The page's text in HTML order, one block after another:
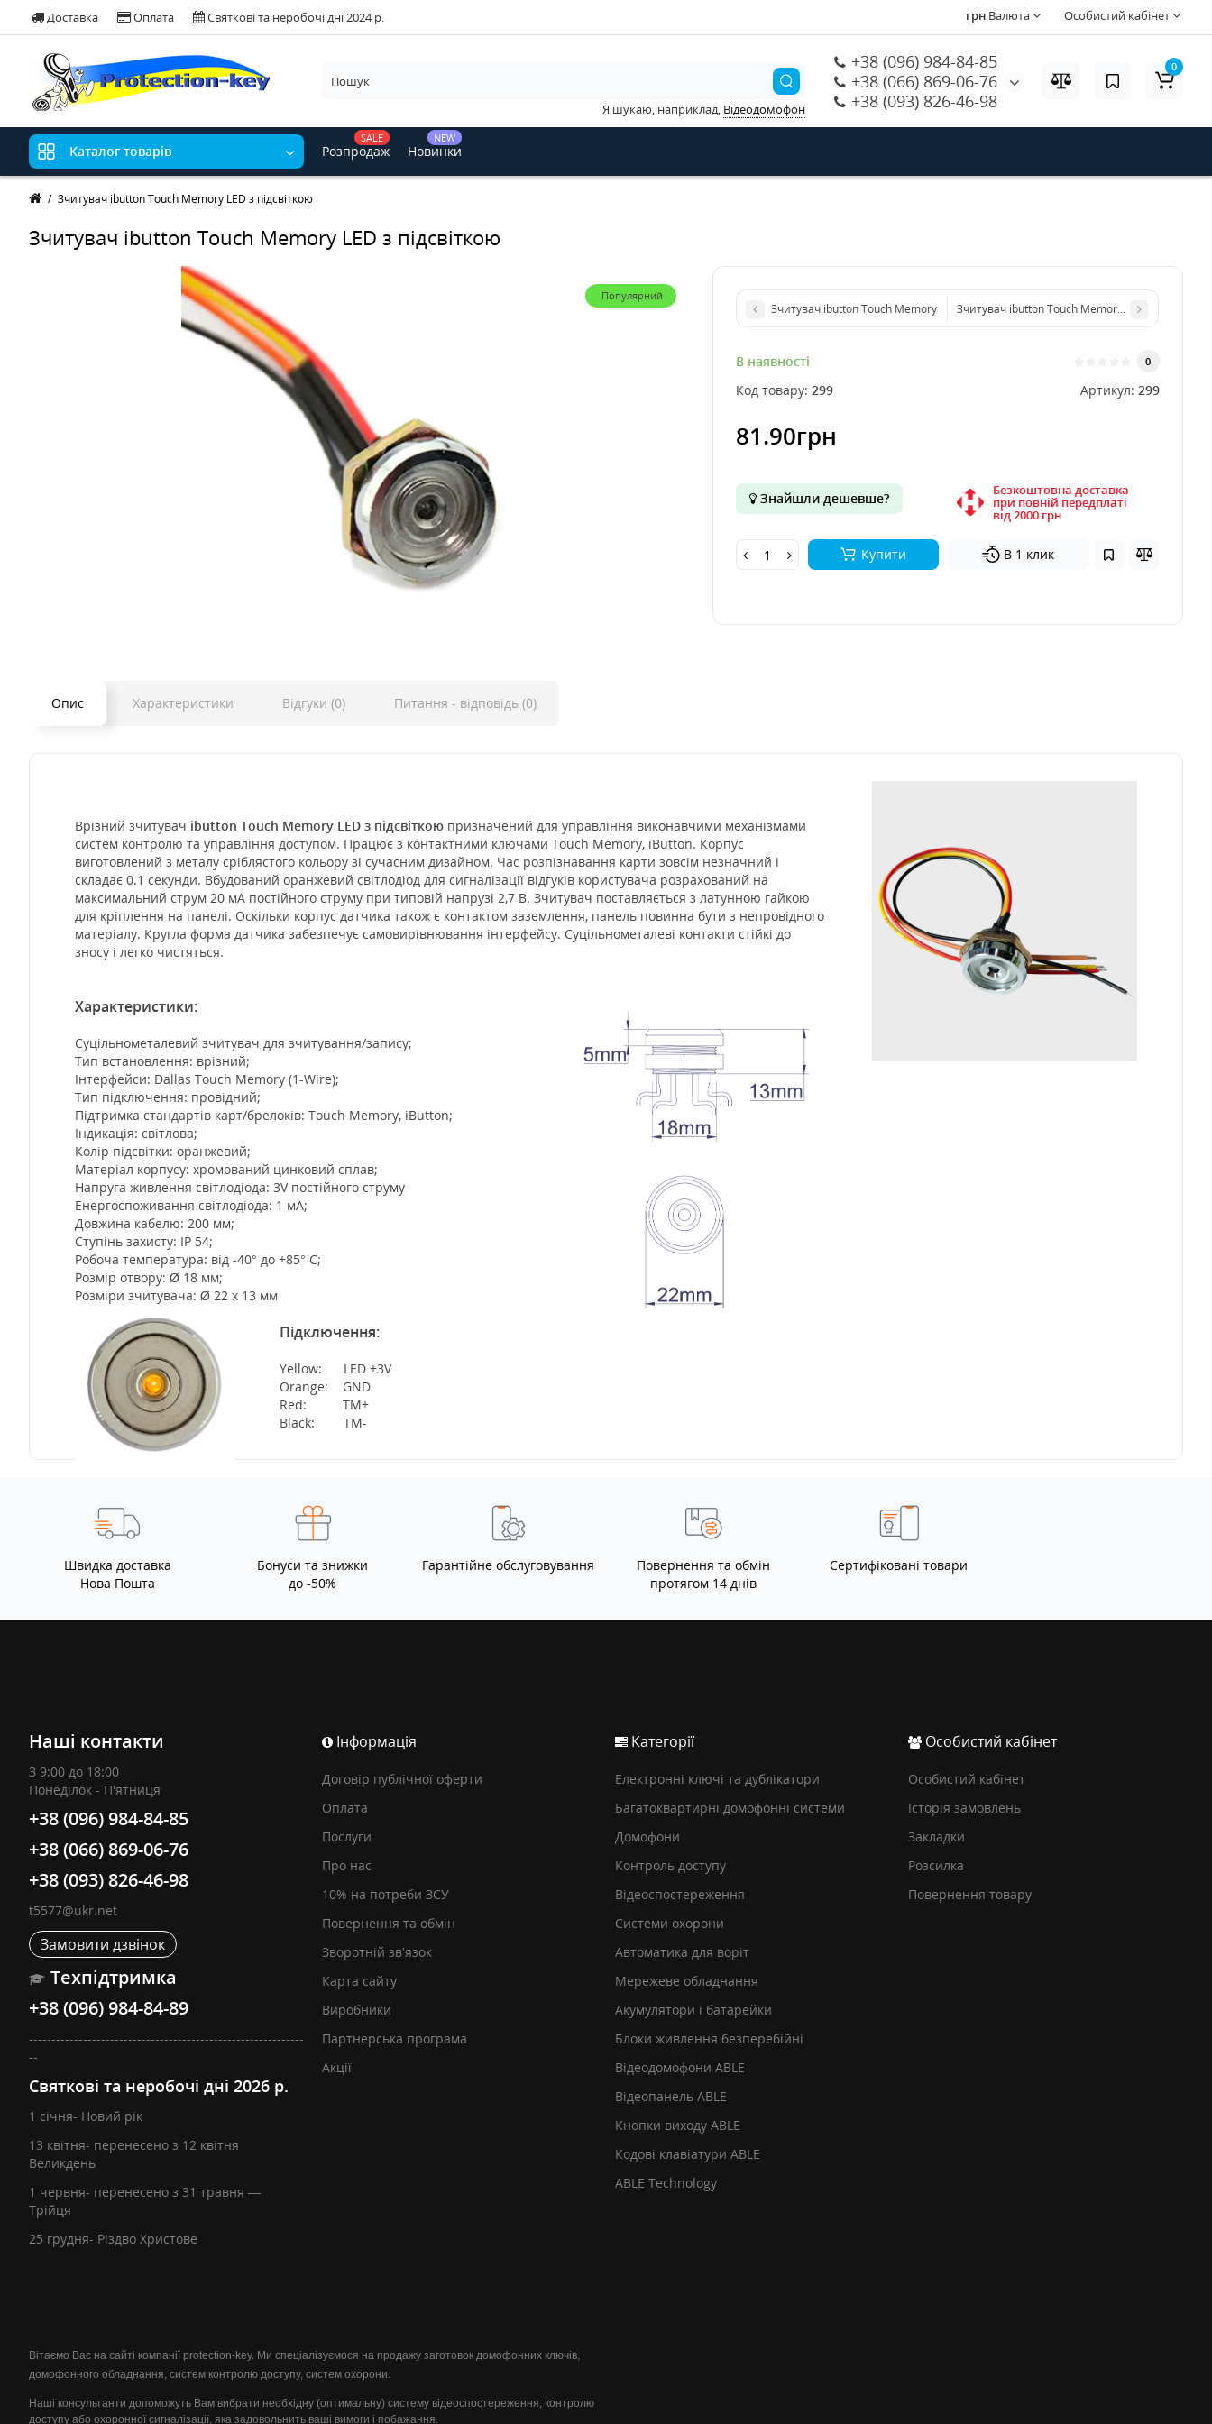
Доставка Оплата Святкові та неробочі дні 2024 р. Особистий кабінет
грн Валюта
+38 (096) 984-84-85
+38 (066) 869-06-76
+38 (093) 826-46-98
Я шукаю, наприклад, Відеодомофон
0
Каталог товарів
SALE
Розпродаж
NEW
Новинки
Зчитувач ibutton Touch Memory LED з підсвіткою
Зчитувач ibutton Touch Memory LED з підсвіткою
Популярний
Зчитувач ibutton Touch Memory Зчитувач ibutton Touch Memory LED з
В наявності 0
Код товару: 299 Артикул: 299
81.90грн
Знайшли дешевше? Безкоштовна доставка
при повній передплаті
вiд 2000 грн
Купити В 1 клик
Опис Характеристики Відгуки (0) Питання - відповідь (0)
Врізний зчитувач ibutton Touch Memory LED з підсвіткою призначений для управління виконавчими механізмами
систем контролю та управління доступом. Працює з контактними ключами Touch Memory, iButton. Корпус
виготовлений з металу сріблястого кольору зі сучасним дизайном. Час розпізнавання карти зовсім незначний і
складає 0.1 секунди. Вбудований оранжевий світлодіод для сигналізації відгуків користувача розрахований на
максимальний струм 20 мА постійного струму при типовій напрузі 2,7 В. Зчитувач поставляється з латунною гайкою
для кріплення на панелі. Оскільки корпус датчика також є контактом заземлення, панель повинна бути з непровідного
матеріалу. Кругла форма датчика забезпечує самовирівнювання інтерфейсу. Суцільнометалеві контакти стійкі до
зносу і легко чистяться.
Характеристики:
Суцільнометалевий зчитувач для зчитування/запису;
Тип встановлення: врізний;
Інтерфейси: Dallas Touch Memory (1-Wire);
Тип підключення: провідний;
Підтримка стандартів карт/брелоків: Touch Memory, iButton;
Індикація: світлова;
Колір підсвітки: оранжевий;
Матеріал корпусу: хромований цинковий сплав;
Напруга живлення світлодіода: 3V постійного струму
Енергоспоживання світлодіода: 1 мА;
Довжина кабелю: 200 мм;
Ступінь захисту: IP 54;
Робоча температура: від -40° до +85° C;
Розмір отвору: Ø 18 мм;
Розміри зчитувача: Ø 22 x 13 мм
Підключення:
Yellow: LED +3V
Orange: GND
Red: TM+
Black: TM-
Швидка доставка
Нова Пошта
Бонуси та знижки
до -50%
Гарантійне обслуговування
Повернення та обмін
протягом 14 днів
Сертифіковані товари
Наші контакти
З 9:00 до 18:00
Понеділок - П'ятниця
+38 (096) 984-84-85
+38 (066) 869-06-76
+38 (093) 826-46-98
t5577@ukr.net
Замовити дзвінок
Техпідтримка
+38 (096) 984-84-89
-------------------------------------------------------------
--
Святкові та неробочі дні 2026 р.
1 січня- Новий рік
13 квітня- перенесено з 12 квітня
Великдень
1 червня- перенесено з 31 травня —
Трійця
25 грудня- Різдво Христове
Інформація
Договір публічної оферти
Оплата
Послуги
Про нас
10% на потреби ЗСУ
Повернення та обмін
Зворотній зв’язок
Карта сайту
Виробники
Партнерська програма
Акції
Категорії
Електронні ключі та дублікатори
Багатоквартирні домофонні системи
Домофони
Контроль доступу
Відеоспостереження
Системи охорони
Автоматика для воріт
Мережеве обладнання
Акумулятори і батарейки
Блоки живлення безперебійні
Відеодомофони ABLE
Відеопанель ABLE
Кнопки виходу ABLE
Кодові клавіатури ABLE
ABLE Technology
Особистий кабінет
Особистий кабінет
Історія замовлень
Закладки
Розсилка
Повернення товару
Вітаємо Вас на сайті компанії protection-key. Ми спеціалізуємося на продажу заготовок домофонних ключів,
домофонного обладнання, систем контролю доступу, систем охорони.
Наші консультанти допоможуть Вам вибрати необхідну (оптимальну) систему відеоспостереження, контролю
доступу або охоронної сигналізації, яка задовольнить ваші вимоги і побажання.